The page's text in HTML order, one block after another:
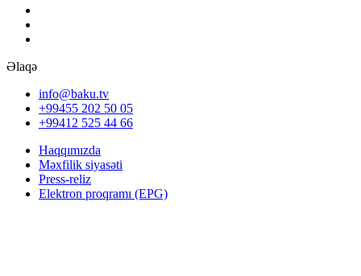
Əlaqə
info@baku.tv
+99455 202 50 05
+99412 525 44 66
Haqqımızda
Məxfilik siyasəti
Press-reliz
Elektron proqramı (EPG)